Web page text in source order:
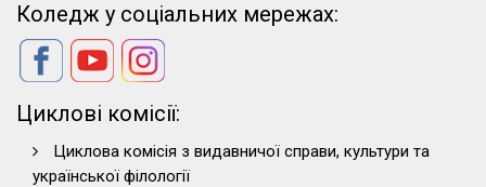
Коледж у соціальних мережах:
Циклові комісії:
Циклова комісія з видавничої справи, культури та
української філології